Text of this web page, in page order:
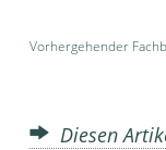
Vorhergehender
Diesen